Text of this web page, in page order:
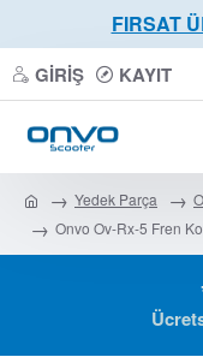
FIRSAT
GIRIŞ KAYIT
Yedek Parça
Onvo Ov-Rx-5 Fren